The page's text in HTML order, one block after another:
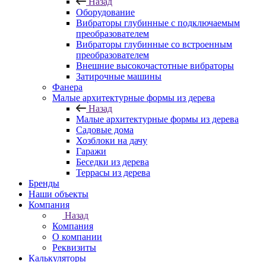
Оборудование
Вибраторы глубинные с подключаемым
преобразователем
Вибраторы глубинные со встроенным
преобразователем
Внешние высокочастотные вибраторы
Затирочные машины
Фанера
Малые архитектурные формы из дерева
Назад
Малые архитектурные формы из дерева
Садовые дома
Хозблоки на дачу
Гаражи
Беседки из дерева
Террасы из дерева
Бренды
Наши объекты
Компания
Назад
Компания
О компании
Реквизиты
Калькуляторы